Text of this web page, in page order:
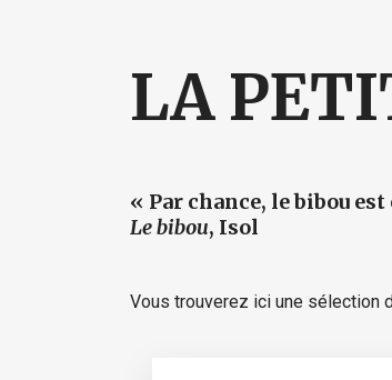
LA
« Par chance, le bibou
Le bibou, Isol
Vous trouverez ici une sélection